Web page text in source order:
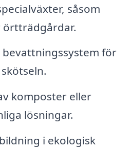
såsom
örtträdgårdar.
för
komposter eller
lösningar.
i ekologisk